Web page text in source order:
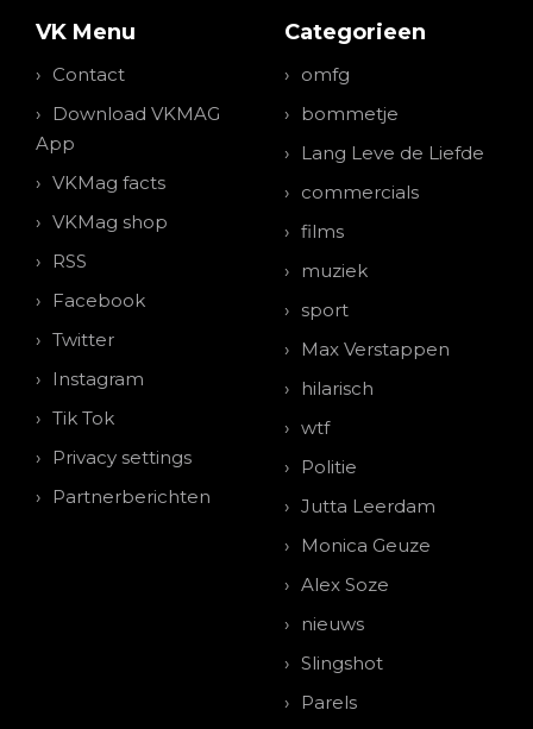
VK Menu
Contact
Download VKMAG
App
VKMag facts
VKMag shop
RSS
Facebook
Twitter
Instagram
Tik Tok
Privacy settings
Partnerberichten
Categorieen
omfg
bommetje
Lang Leve de Liefde
commercials
films
muziek
sport
Max Verstappen
hilarisch
wtf
Politie
Jutta Leerdam
Monica Geuze
Alex Soze
nieuws
Slingshot
Parels